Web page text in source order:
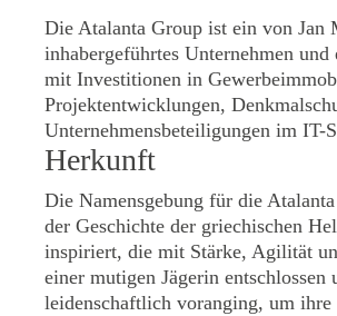
Die Atalanta Group ist ein von Jan
inhabergeführtes Unternehmen und
mit Investitionen in
Projektentwicklungen,
Unternehmensbeteiligungen im IT-
Herkunft
Die Namensgebung für die
der Geschichte der griechischen
inspiriert, die mit Stärke, Agilität
einer mutigen Jägerin entschlossen
leidenschaftlich voranging, um